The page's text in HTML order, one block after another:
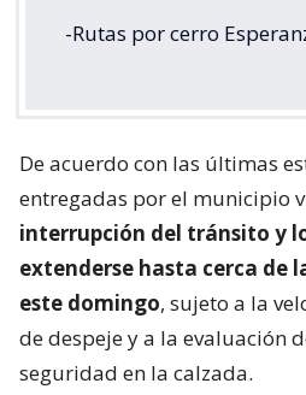
-Rutas por cerro
De acuerdo con las últimas
entregadas por el municipio
interrupción del tránsito y
extenderse hasta cerca de
este domingo, sujeto a la
de despeje y a la evaluación
seguridad en la calzada.